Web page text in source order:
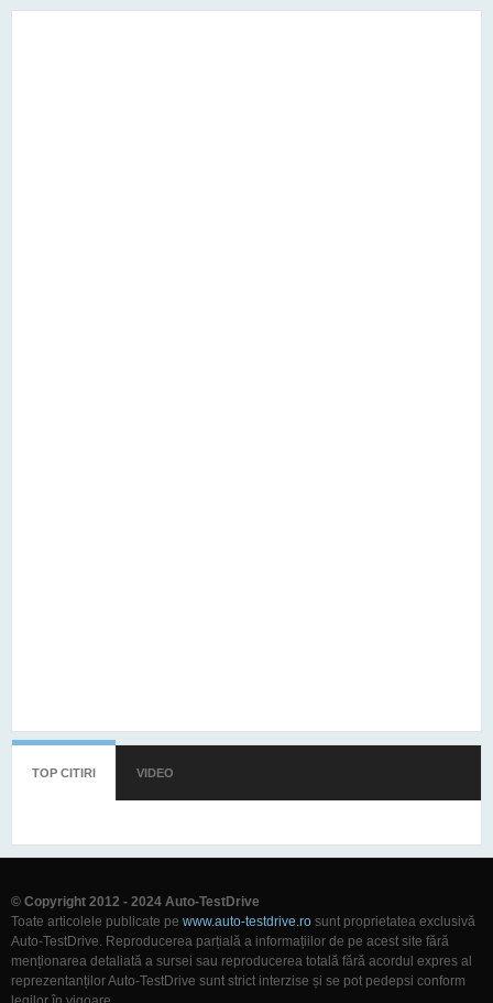
TOP CITIRI (TAB ACTIV)
VIDEO
© Copyright 2012 - 2024 Auto-TestDrive
Toate articolele publicate pe www.auto-testdrive.ro sunt proprietatea exclusivă
Auto-TestDrive. Reproducerea parțială a informațiilor de pe acest site fără
menționarea detaliată a sursei sau reproducerea totală fără acordul expres al
reprezentanților Auto-TestDrive sunt strict interzise și se pot pedepsi conform